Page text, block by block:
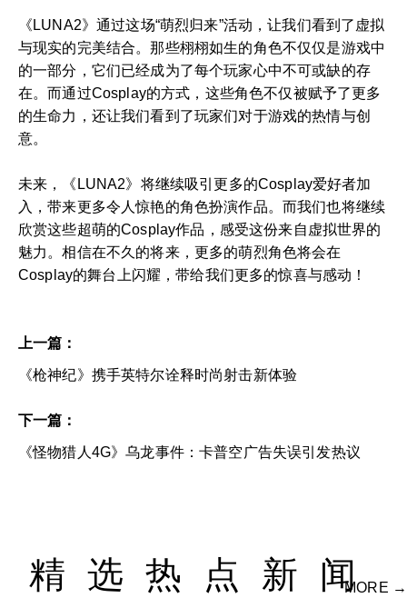
《LUNA2》通过这场“萌烈归来”活动，让我们看到了虚拟
与现实的完美结合。那些栩栩如生的角色不仅仅是游戏中
的一部分，它们已经成为了每个玩家心中不可或缺的存
在。而通过Cosplay的方式，这些角色不仅被赋予了更多
的生命力，还让我们看到了玩家们对于游戏的热情与创
意。
未来，《LUNA2》将继续吸引更多的Cosplay爱好者加
入，带来更多令人惊艳的角色扮演作品。而我们也将继续
欣赏这些超萌的Cosplay作品，感受这份来自虚拟世界的
魅力。相信在不久的将来，更多的萌烈角色将会在
Cosplay的舞台上闪耀，带给我们更多的惊喜与感动！
上一篇：
《枪神纪》携手英特尔诠释时尚射击新体验
下一篇：
《怪物猎人4G》乌龙事件：卡普空广告失误引发热议
精选热点新闻
MORE →